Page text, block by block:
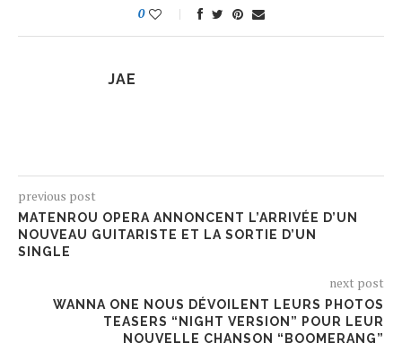
0
JAE
previous post
MATENROU OPERA ANNONCENT L’ARRIVÉE D’UN
NOUVEAU GUITARISTE ET LA SORTIE D’UN
SINGLE
next post
WANNA ONE NOUS DÉVOILENT LEURS PHOTOS
TEASERS “NIGHT VERSION” POUR LEUR
NOUVELLE CHANSON “BOOMERANG”